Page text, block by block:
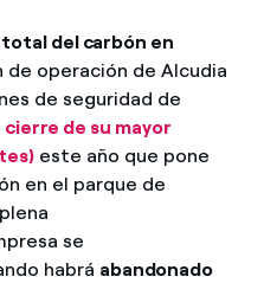
total del carbón en
de operación de Alcudia
de seguridad de
cierre de su mayor
este año que pone
en el parque de
se
habrá abandonado